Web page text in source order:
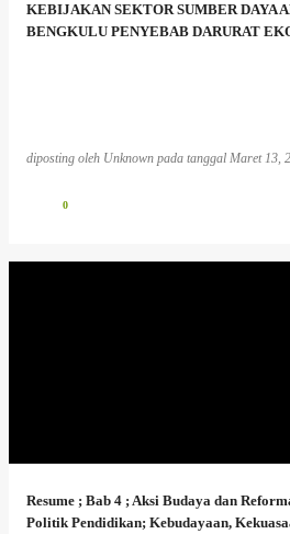
KEBIJAKAN SEKTOR SUMBER DAYA
BENGKULU PENYEBAB DARURAT
diposting oleh Unknown pada tanggal Maret 13,
0
Resume ; Bab 4 ; Aksi Budaya dan
Politik Pendidikan; Kebudayaan,